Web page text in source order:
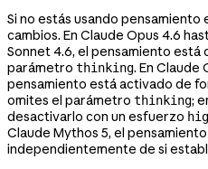
Si no estás usando
cambios. En Claude Opus 4.6
Sonnet 4.6, el pensamiento está
parámetro thinking. En Claude
pensamiento está activado de
omites el parámetro thinking;
desactivarlo con un esfuerzo
Claude Mythos 5, el
independientemente de si